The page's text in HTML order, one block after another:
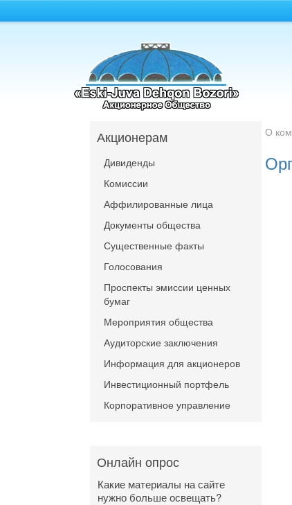
О
Акционерам
Дивиденды
Комиссии
Аффилированные лица
Документы общества
Существенные факты
Голосования
Проспекты эмиссии ценных
бумаг
Мероприятия общества
Аудиторские заключения
Информация для акционеров
Инвестиционный портфель
Корпоративное управление
Онлайн опрос
Какие материалы на сайте
нужно больше освещать?